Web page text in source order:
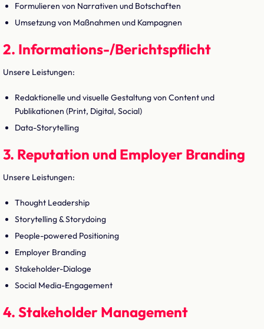
Formulieren von Narrativen und Botschaften
Umsetzung von Maßnahmen und Kampagnen
2. Informations-/Berichtspflicht
Unsere Leistungen:
Redaktionelle und visuelle Gestaltung von Content und
Publikationen (Print, Digital, Social)
Data-Storytelling
3. Reputation und Employer Branding
Unsere Leistungen:
Thought Leadership
Storytelling & Storydoing
People-powered Positioning
Employer Branding
Stakeholder-Dialoge
Social Media-Engagement
4. Stakeholder Management